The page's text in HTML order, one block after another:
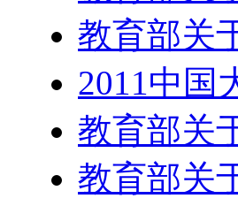
教育部关
2011中国
教育部关
教育部关